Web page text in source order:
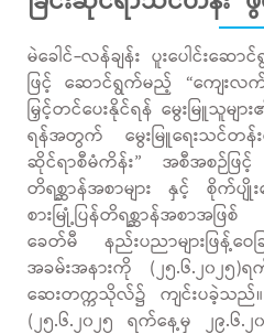
မဲခေါင်-လန်ချန်း ပူးပေါင်းဆ
ဖြင့် ဆောင်ရွက်မည့် “ကျေး
မြှင့်တင်ပေးနိုင်ရန် မွေးမြူသူမ
ရန်အတွက် မွေးမြူရေးသင်တန်
ဆိုင်ရာစီမံကိန်း” အစီအစဉ်
တိရစ္ဆာန်အစာများ နှင့် စိုက်ပျို
စားမြုံ့ပြန်တိရစ္ဆာန်အစာအဖ
ခေတ်မီ နည်းပညာများဖြန့်ဝ
အခမ်းအနားကို (၂၅.၆.၂၀၂၅)
ဆေးတက္ကသိုလ်၌ ကျင်းပခဲ့သ
(၂၅.၆.၂၀၂၅ ရက်နေ့မှ ၂၉.၆.